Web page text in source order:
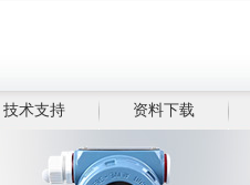
技术支持 资料下载